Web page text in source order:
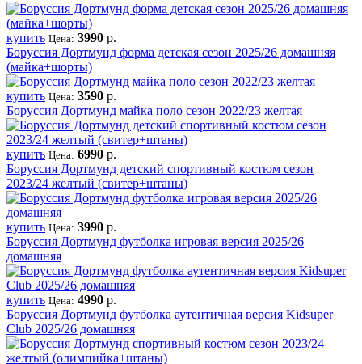
купить Цена: 3990 р.
Боруссия Дортмунд форма детская сезон 2025/26 домашняя
(майка+шорты)
купить Цена: 3590 р.
Боруссия Дортмунд майка поло сезон 2022/23 желтая
купить Цена: 6990 р.
Боруссия Дортмунд детский спортивный костюм сезон
2023/24 желтый (свитер+штаны)
купить Цена: 3990 р.
Боруссия Дортмунд футболка игровая версия 2025/26
домашняя
купить Цена: 4990 р.
Боруссия Дортмунд футболка аутентичная версия Kidsuper
Club 2025/26 домашняя